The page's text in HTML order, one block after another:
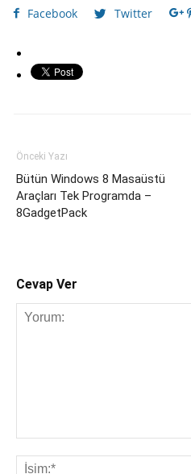
Facebook Twitter
Önceki Yazı
Bütün Windows 8 Masaüstü
Araçları Tek Programda –
8GadgetPack
Cevap Ver